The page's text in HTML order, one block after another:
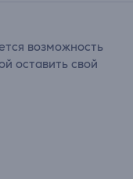
возможность
оставить свой